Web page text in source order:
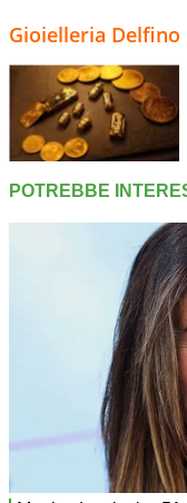
Gioielleria Delfino